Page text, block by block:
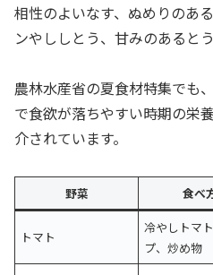
相性のよいなす、ぬめりのあ
ンやししとう、甘みのあると
農林水産省の夏食材特集でも
で食欲が落ちやすい時期の栄
介されています。
野菜 食べ
トマト
冷やしトマ
プ、炒め物